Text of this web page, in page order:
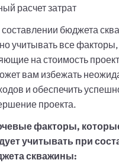
расчет затрат
бюджета
учитывать все факторы,
на стоимость
вам избежать
и обеспечить
проекта.
факторы,
учитывать при
скважины: